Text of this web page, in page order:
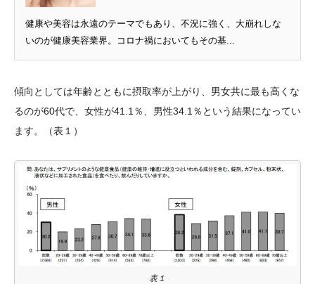
健康や美容は永遠のテーマでもあり、不況に強く、大崩れしな
いのが健康美容業界。コロナ禍においてもその基...
傾向としては年齢とともに摂取率が上がり、男女共に最も高くな
るのが60代で、女性が41.1％、男性34.1％という結果になってい
ます。（表１）
表１